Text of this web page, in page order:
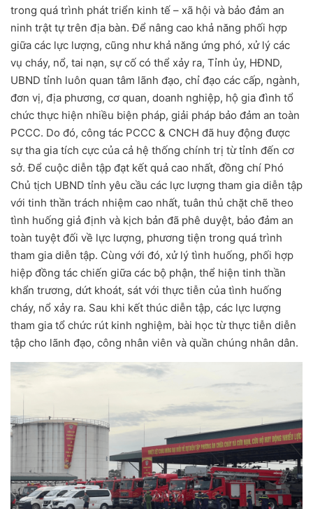
trong quá trình phát triển kinh tế – xã hội và bảo đảm an
ninh trật tự trên địa bàn. Để nâng cao khả năng phối hợp
giữa các lực lượng, cũng như khả năng ứng phó, xử lý các
vụ cháy, nổ, tai nạn, sự cố có thể xảy ra, Tỉnh ủy, HĐND,
UBND tỉnh luôn quan tâm lãnh đạo, chỉ đạo các cấp, ngành,
đơn vị, địa phương, cơ quan, doanh nghiệp, hộ gia đình tổ
chức thực hiện nhiều biện pháp, giải pháp bảo đảm an toàn
PCCC. Do đó, công tác PCCC & CNCH đã huy động được
sự tha gia tích cực của cả hệ thống chính trị từ tỉnh đến cơ
sở. Để cuộc diễn tập đạt kết quả cao nhất, đồng chí Phó
Chủ tịch UBND tỉnh yêu cầu các lực lượng tham gia diễn tập
với tinh thần trách nhiệm cao nhất, tuân thủ chặt chẽ theo
tình huống giả định và kịch bản đã phê duyệt, bảo đảm an
toàn tuyệt đối về lực lượng, phương tiện trong quá trình
tham gia diễn tập. Cùng với đó, xử lý tình huống, phối hợp
hiệp đồng tác chiến giữa các bộ phận, thể hiện tinh thần
khẩn trương, dứt khoát, sát với thực tiễn của tình huống
cháy, nổ xảy ra. Sau khi kết thúc diễn tập, các lực lượng
tham gia tổ chức rút kinh nghiệm, bài học từ thực tiễn diễn
tập cho lãnh đạo, công nhân viên và quần chúng nhân dân.